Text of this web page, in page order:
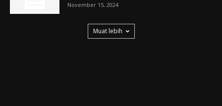
November 15, 2024
Muat lebih